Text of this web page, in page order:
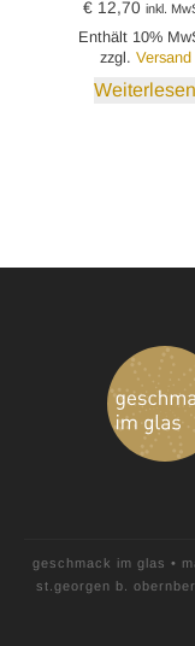
€ 12,70 inkl.
Enthält 10%
zzgl. Versand
Weiterlesen
geschmack im glas •
st.georgen b.